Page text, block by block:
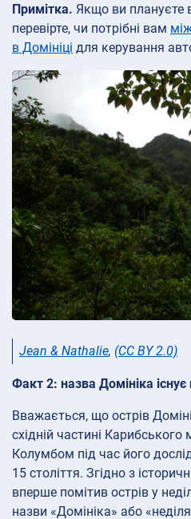
Примітка. Якщо ви плануєте
перевірте, чи потрібні вам
в Домініці для керування
Jean & Nathalie, (CC BY 2.0)
Факт 2: назва Домініка
Вважається, що острів
східній частині
Колумбом під час його
15 століття. Згідно з
вперше помітив острів у
назви «Домініка» або